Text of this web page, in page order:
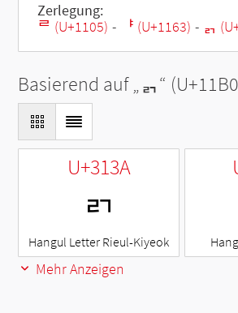
Zerlegung:
ᄅ (U+1105) - ᅣ (U+1163) - ᆰ
Basierend auf „ᆰ“
U+313A
ㄺ
Hangul Letter Rieul-Kiyeok
Mehr Anzeigen